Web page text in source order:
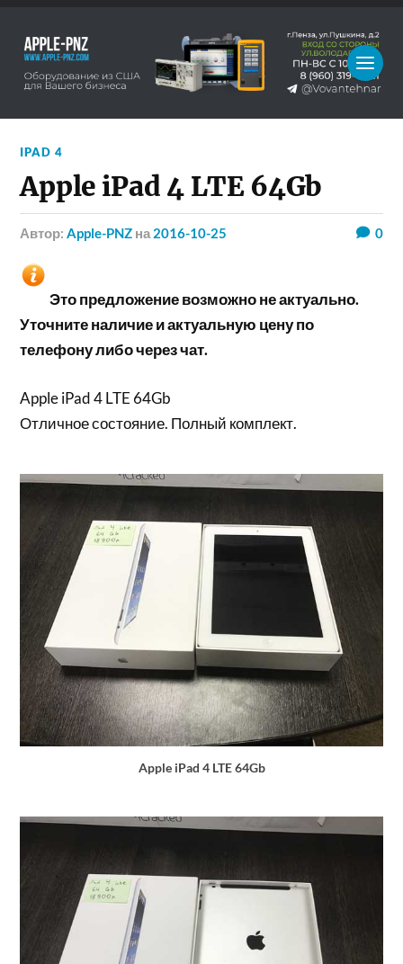
IPAD 4
Apple iPad 4 LTE 64Gb
Автор:Apple-PNZ на 2016-10-25 0
Это предложение возможно не актуально.
Уточните наличие и актуальную цену по
телефону либо через чат.
Apple iPad 4 LTE 64Gb
Отличное состояние. Полный комплект.
Apple iPad 4 LTE 64Gb